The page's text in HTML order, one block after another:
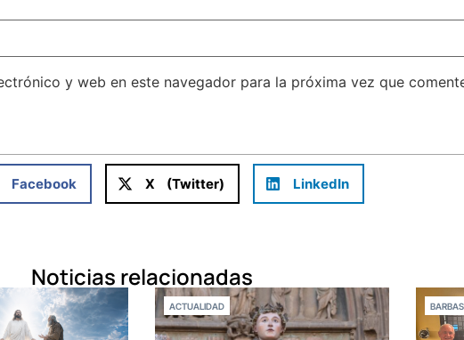
y web en este navegador para la próxima vez que
Facebook X (Twitter) LinkedIn
Noticias relacionadas
ACTUALIDAD